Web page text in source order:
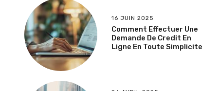
16 JUIN 2025
Comment Effectuer Une
Demande De Credit En
Ligne En Toute Simplicite